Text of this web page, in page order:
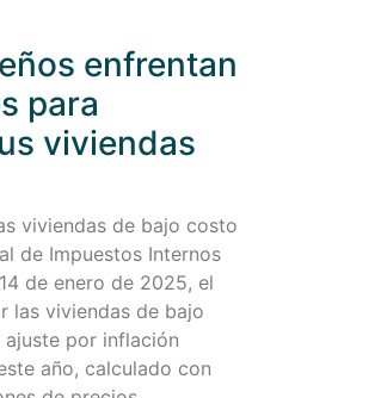
enfrentan
para
viviendas
viviendas de bajo costo
de Impuestos Internos
de enero de 2025, el
las viviendas de bajo
por inflación
año, calculado con